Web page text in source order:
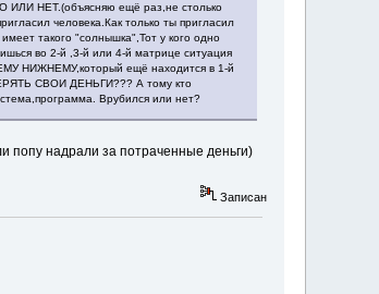
ИЛИ НЕТ.(объясняю ещё раз,не столько
человека.Как только ты пригласил
такого "солнышка",Тот у кого одно
во 2-й ,3-й или 4-й матрице ситуация
НИЖНЕМУ,который ещё находится в 1-й
СВОИ ДЕНЬГИ??? А тому кто
Врубился или нет?
попу надрали за потраченные деньги)
Записан